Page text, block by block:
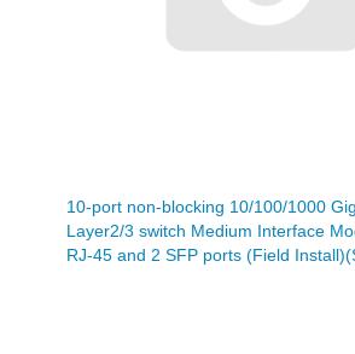
10-port non-blocking 10/100/1000
Layer2/3 switch Medium Interface
RJ-45 and 2 SFP ports (Field